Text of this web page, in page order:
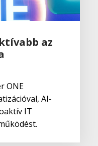
az
ONE
AI-
IT